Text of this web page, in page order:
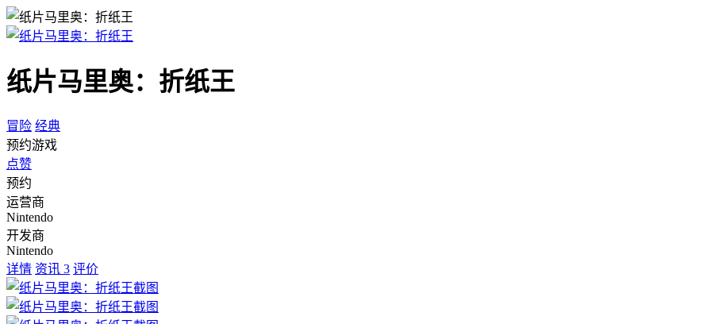
纸片马里奥：折纸王
冒险 经典
预约游戏
点赞
预约
运营商
Nintendo
开发商
Nintendo
详情 资讯 3 评价